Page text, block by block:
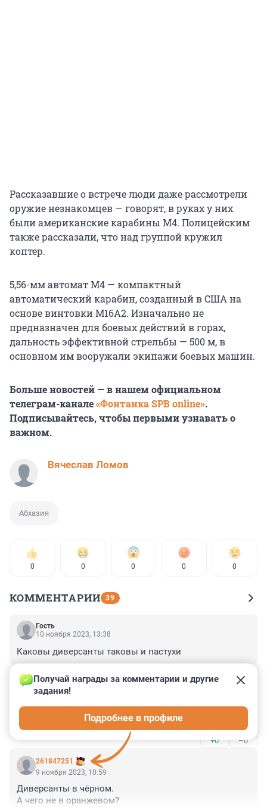
Рассказавшие о встрече люди даже рассмотрели
оружие незнакомцев — говорят, в руках у них
были американские карабины М4. Полицейским
также рассказали, что над группой кружил
коптер.
5,56-мм автомат M4 — компактный
автоматический карабин, созданный в США на
основе винтовки М16А2. Изначально не
предназначен для боевых действий в горах,
дальность эффективной стрельбы — 500 м, в
основном им вооружали экипажи боевых машин.
Больше новостей — в нашем официальном
телеграм-канале«Фонтанка SPB online».
Подписывайтесь, чтобы первыми узнавать о
важном.
Вячеслав Ломов
Абхазия
0 0 0 0 0
КОММЕНТАРИИ 39
Гость
10 ноября 2023, 13:38
Каковы диверсанты таковы и пастухи
–0
Гость
Пишите правильно - Сухими.
+0 –0
261847251
Получай награды за комментарии и другие
задания!
Подробнее в профиле
9 ноября 2023, 10:59
Диверсанты в чёрном.
А чего не в оранжевом?